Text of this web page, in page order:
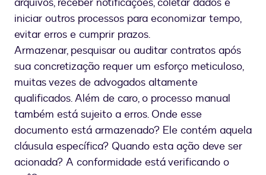
iniciar outros processos para economizar tempo,
evitar erros e cumprir prazos.
Armazenar, pesquisar ou auditar contratos após
sua concretização requer um esforço meticuloso,
muitas vezes de advogados altamente
qualificados. Além de caro, o processo manual
também está sujeito a erros. Onde esse
documento está armazenado? Ele contém aquela
cláusula específica? Quando esta ação deve ser
acionada? A conformidade está verificando o